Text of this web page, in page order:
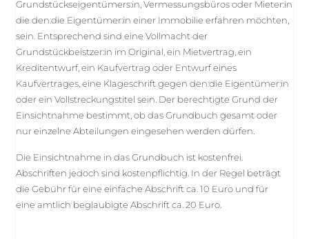
Grundstückseigentümers:in, Vermessungsbüros oder Mieter:in
die den:die Eigentümer:in einer Immobilie erfahren möchten,
sein. Entsprechend sind eine Vollmacht der
Grundstückbeistzer:in im Original, ein Mietvertrag, ein
Kreditentwurf, ein Kaufvertrag oder Entwurf eines
Kaufvertrages, eine Klageschrift gegen den:die Eigentümer:in
oder ein Vollstreckungstitel sein. Der berechtigte Grund der
Einsichtnahme bestimmt, ob das Grundbuch gesamt oder
nur einzelne Abteilungen eingesehen werden dürfen.
Die Einsichtnahme in das Grundbuch ist kostenfrei.
Abschriften jedoch sind kostenpflichtig. In der Regel beträgt
die Gebühr für eine einfache Abschrift ca. 10 Euro und für
eine amtlich beglaubigte Abschrift ca. 20 Euro.